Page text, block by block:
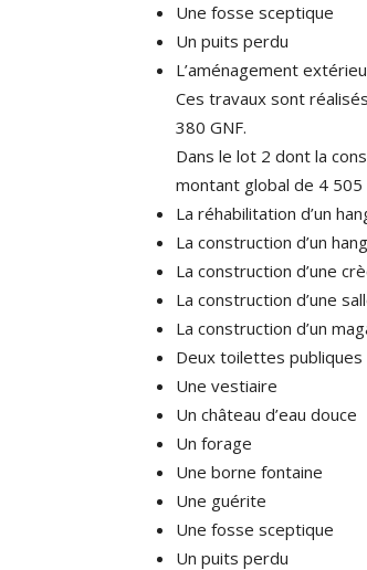
Une fosse sceptique
Un puits perdu
L’aménagement
Ces travaux sont
380 GNF.
Dans le lot 2 dont la
montant global de 4
La réhabilitation d’un
La construction d’un
La construction d’une
La construction d’une
La construction d’un
Deux toilettes publiques
Une vestiaire
Un château d’eau douce
Un forage
Une borne fontaine
Une guérite
Une fosse sceptique
Un puits perdu